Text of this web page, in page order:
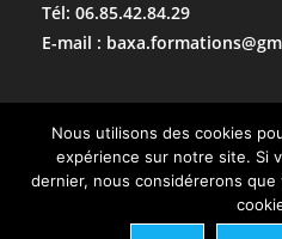
Tél: 06.85.42.84.29
E-mail :
UNE
Nous utilisons des cookies
expérience sur notre site. Si
dernier, nous considérerons